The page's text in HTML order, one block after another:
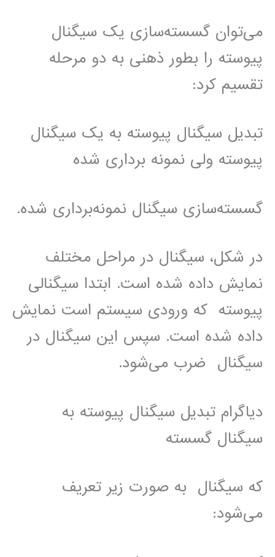
‫می‌توان گسسته‌سازی یک سیگنال
پیوسته را بطور ذهنی به دو مرحله
تقسیم کرد:
تبدیل سیگنال پیوسته به یک سیگنال
پیوسته ولی نمونه برداری شده
گسسته‌سازی سیگنال نمونه‌برداری شده.
‫در شکل، سیگنال در مراحل مختلف
نمایش داده شده است. ابتدا سیگنالی
پیوسته که ورودی سیستم است نمایش
داده شده است. سپس این سیگنال در
سیگنال ضرب می‌شود.
دیاگرام تبدیل سیگنال پیوسته به
سیگنال گسسته
‫که سیگنال به صورت زیر تعریف
می‌شود: